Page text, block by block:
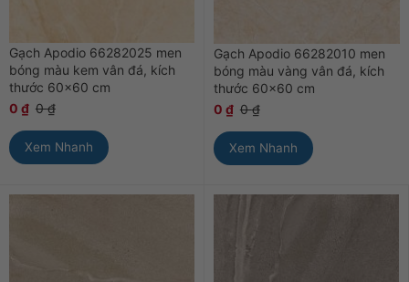
Gạch Apodio 66282025 men
bóng màu kem vân đá, kích
thước 60×60 cm
0 ₫ 0₫
Xem Nhanh
Gạch Apodio 66282010 men
bóng màu vàng vân đá, kích
thước 60×60 cm
0 ₫ 0₫
Xem Nhanh